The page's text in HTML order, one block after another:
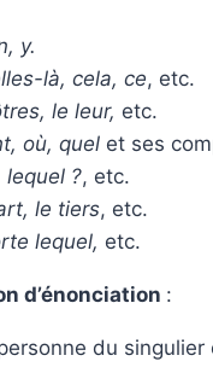
y.
là, cela, ce, etc.
le leur, etc.
où, quel et ses
lequel ?, etc.
le tiers, etc.
lequel, etc.
d’énonciation :
du singulier